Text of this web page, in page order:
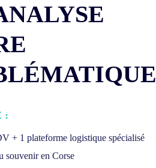
:
+ 1 plateforme logistique spécialisé
souvenir en Corse